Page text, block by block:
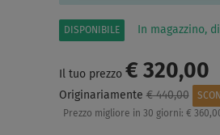
DISPONIBILE In magazzino,
Il tuo prezzo € 320,00
Originariamente€ 440,00
Prezzo migliore in 30 giorni:€